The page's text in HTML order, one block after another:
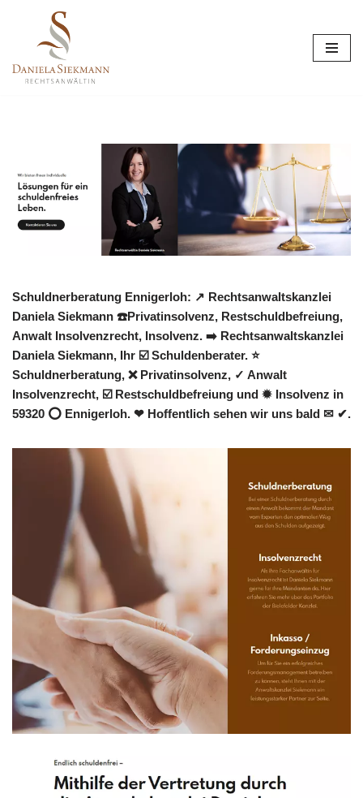
Inhalt
springen
Schuldnerberatung Ennigerloh: ↗️ Rechtsanwaltskanzlei
Daniela Siekmann ☎️Privatinsolvenz, Restschuldbefreiung,
Anwalt Insolvenzrecht, Insolvenz. ➡️ Rechtsanwaltskanzlei
Daniela Siekmann, Ihr ☑️ Schuldenberater. ⭐
Schuldnerberatung, ❌ Privatinsolvenz, ✓ Anwalt
Insolvenzrecht, ☑️ Restschuldbefreiung und ✹ Insolvenz in
59320 ⭕ Ennigerloh. ❤ Hoffentlich sehen wir uns bald ✉ ✔.